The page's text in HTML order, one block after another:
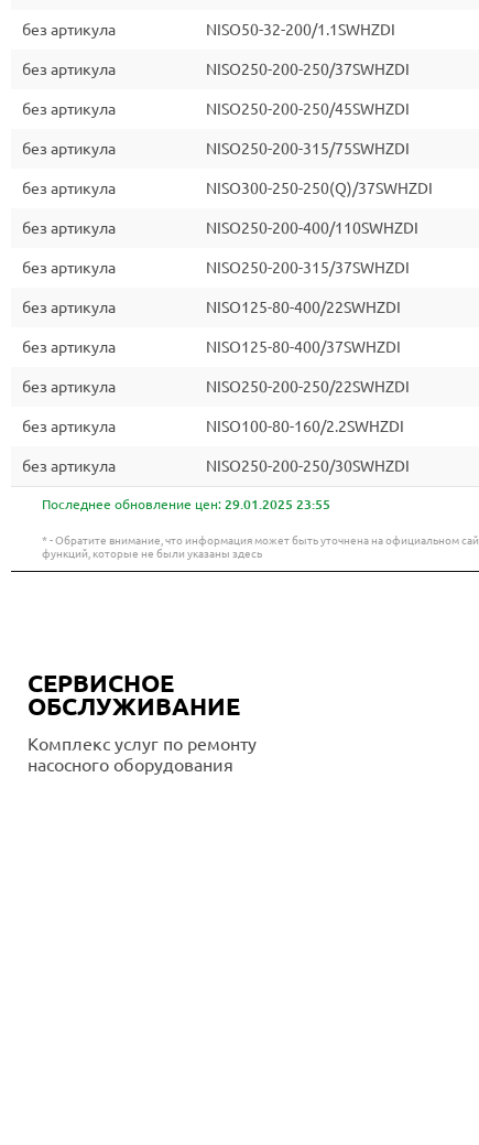
без артикула NISO50-32-200/1.1SWHZDI
без артикула NISO250-200-250/37SWHZDI
без артикула NISO250-200-250/45SWHZDI
без артикула NISO250-200-315/75SWHZDI
без артикула NISO300-250-250(Q)/37SWHZDI
без артикула NISO250-200-400/110SWHZDI
без артикула NISO250-200-315/37SWHZDI
без артикула NISO125-80-400/22SWHZDI
без артикула NISO125-80-400/37SWHZDI
без артикула NISO250-200-250/22SWHZDI
без артикула NISO100-80-160/2.2SWHZDI
без артикула NISO250-200-250/30SWHZDI
Последнее обновление цен: 29.01.2025 23:55
* - Обратите внимание, что информация может быть уточнена на официальном
функций, которые не были указаны здесь
СЕРВИСНОЕ
ОБСЛУЖИВАНИЕ
Комплекс услуг по ремонту
насосного оборудования